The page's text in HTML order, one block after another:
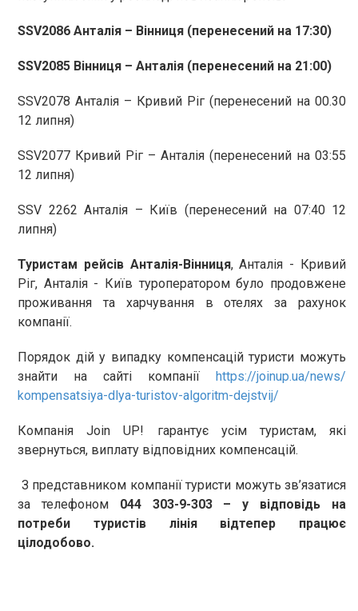
SSV2086 Анталія – Вінниця (перенесений на 17:30)
SSV2085 Вінниця – Анталія (перенесений на 21:00)
SSV2078 Анталія – Кривий Ріг (перенесений на 00.30
12 липня)
SSV2077 Кривий Ріг – Анталія (перенесений на 03:55
12 липня)
SSV 2262 Анталія – Київ (перенесений на 07:40 12
липня)
Туристам рейсів Анталія-Вінниця, Анталія - Кривий
Ріг, Анталія - Київ туроператором було продовжене
проживання та харчування в отелях за рахунок
компанії.
Порядок дій у випадку компенсацій туристи можуть
знайти на сайті компанії https://joinup.ua/news/
kompensatsiya-dlya-turistov-algoritm-dejstvij/
Компанія Join UP! гарантує усім туристам, які
звернуться, виплату відповідних компенсацій.
З представником компанії туристи можуть зв’язатися
за телефоном 044 303-9-303 – у відповідь на
потреби туристів лінія відтепер працює
цілодобово.